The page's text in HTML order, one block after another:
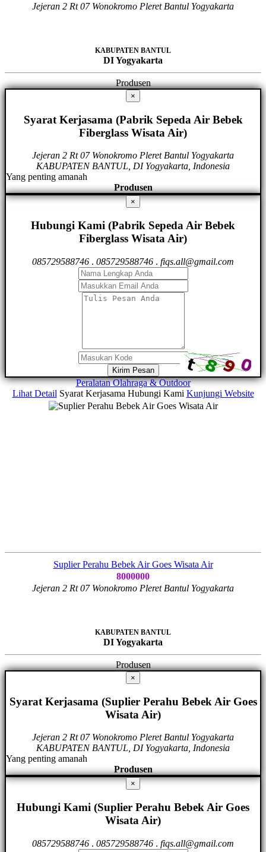
Jejeran 2 Rt 07 Wonokromo Pleret Bantul Yogyakarta
KABUPATEN BANTUL
DI Yogyakarta
Produsen
×
Syarat Kerjasama (Pabrik Sepeda Air Bebek
Fiberglass Wisata Air)
Jejeran 2 Rt 07 Wonokromo Pleret Bantul Yogyakarta
KABUPATEN BANTUL, DI Yogyakarta, Indonesia
Yang penting amanah
Produsen
×
Hubungi Kami (Pabrik Sepeda Air Bebek
Fiberglass Wisata Air)
085729588746 . 085729588746 . fiqs.all@gmail.com
Kirim Pesan
Peralatan Olahraga & Outdoor
Lihat Detail Syarat Kerjasama Hubungi Kami Kunjungi Website
Suplier Perahu Bebek Air Goes Wisata Air
8000000
Jejeran 2 Rt 07 Wonokromo Pleret Bantul Yogyakarta
KABUPATEN BANTUL
DI Yogyakarta
Produsen
×
Syarat Kerjasama (Suplier Perahu Bebek Air Goes
Wisata Air)
Jejeran 2 Rt 07 Wonokromo Pleret Bantul Yogyakarta
KABUPATEN BANTUL, DI Yogyakarta, Indonesia
Yang penting amanah
Produsen
×
Hubungi Kami (Suplier Perahu Bebek Air Goes
Wisata Air)
085729588746 . 085729588746 . fiqs.all@gmail.com